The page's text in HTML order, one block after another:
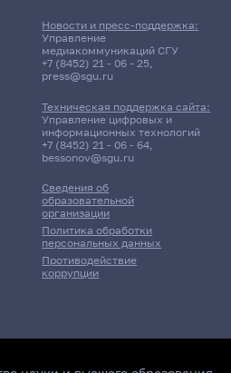
Сведения об
образовательной
организации
Политика обработки
персональных данных
Противодействие
коррупции
Новости и пресс-поддержка:
Управление
медиакоммуникаций СГУ
+7 (8452) 21 - 06 - 25,
press@sgu.ru
Техническая поддержка сайта:
Управление цифровых и
информационных технологий
+7 (8452) 21 - 06 - 64,
bessonov@sgu.ru